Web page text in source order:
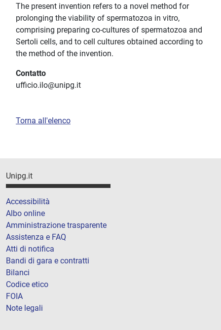
The present invention refers to a novel method for
prolonging the viability of spermatozoa in vitro,
comprising preparing co-cultures of spermatozoa and
Sertoli cells, and to cell cultures obtained according to
the method of the invention.
Contatto
ufficio.ilo@unipg.it
Torna all'elenco
Unipg.it
Accessibilità
Albo online
Amministrazione trasparente
Assistenza e FAQ
Atti di notifica
Bandi di gara e contratti
Bilanci
Codice etico
FOIA
Note legali